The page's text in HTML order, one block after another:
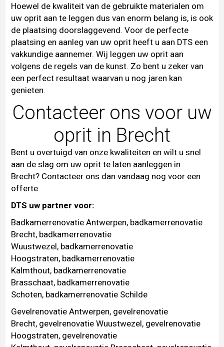
Hoewel de kwaliteit van de gebruikte materialen om
uw oprit aan te leggen dus van enorm belang is, is ook
de plaatsing doorslaggevend. Voor de perfecte
plaatsing en aanleg van uw oprit heeft u aan DTS een
vakkundige aannemer. Wij leggen uw oprit aan
volgens de regels van de kunst. Zo bent u zeker van
een perfect resultaat waarvan u nog jaren kan
genieten.
Contacteer ons voor uw
oprit in Brecht
Bent u overtuigd van onze kwaliteiten en wilt u snel
aan de slag om uw oprit te laten aanleggen in
Brecht? Contacteerons dan vandaag nog voor een
offerte.
DTS uw partner voor:
Badkamerrenovatie Antwerpen, badkamerrenovatie
Brecht, badkamerrenovatie
Wuustwezel, badkamerrenovatie
Hoogstraten, badkamerrenovatie
Kalmthout, badkamerrenovatie
Brasschaat, badkamerrenovatie
Schoten, badkamerrenovatie Schilde
Gevelrenovatie Antwerpen, gevelrenovatie
Brecht, gevelrenovatie Wuustwezel, gevelrenovatie
Hoogstraten, gevelrenovatie